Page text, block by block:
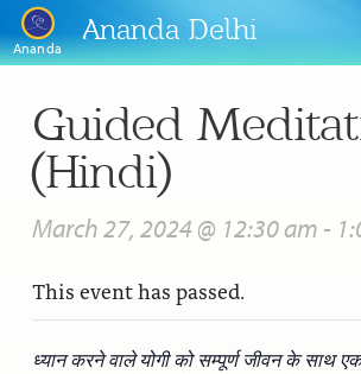
Ananda
Ananda Delhi
Search
About Us
Our Spiritual Lineage
Paramhansa Yogananda
Activities
Learn Kriya Yoga
Guided
(Hindi)
March 27, 2024 @ 12:30 am -
This event has passed.
ध्यान करने वाले योगी को सम्पूर्ण जीवन के साथ